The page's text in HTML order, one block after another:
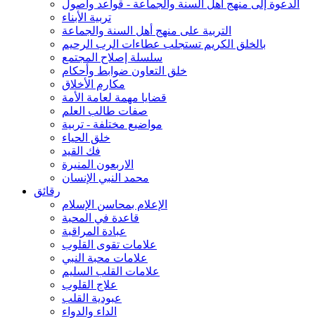
الدعوة إلى منهج أهل السنة والجماعة - قواعد وأصول
تربية الأبناء
التربية على منهج أهل السنة والجماعة
بالخلق الكريم تستجلب عطاءات الرب الرحيم
سلسلة إصلاح المجتمع
خلق التعاون ضوابط وأحكام
مكارم الأخلاق
قضايا مهمة لعامة الأمة
صفات طالب العلم
مواضيع مختلفة - تربية
خلق الحياء
فك القيد
الاربعون المنيرة
محمد النبي الإنسان
رقائق
الإعلام بمحاسن الإسلام
قاعدة في المحبة
عبادة المراقبة
علامات تقوى القلوب
علامات محبة النبي
علامات القلب السليم
علاج القلوب
عبودية القلب
الداء والدواء